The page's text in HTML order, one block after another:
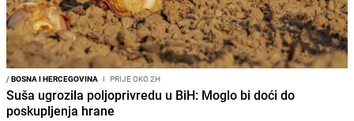
/BOSNA I HERCEGOVINA I PRIJE OKO 2H
Suša ugrozila poljoprivredu u BiH: Moglo bi doći do
poskupljenja hrane